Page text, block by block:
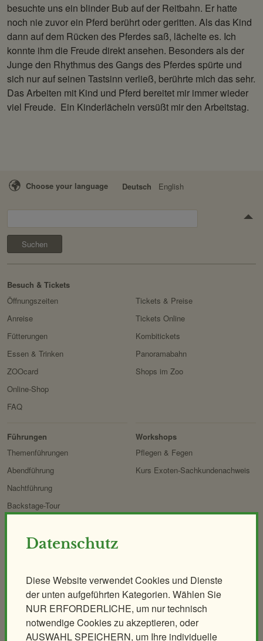
besuchte uns ein blinder Bub auf der Reitbahn. Er hatte
noch nie zuvor ein Pferd berührt oder geritten. Als das Kind
dann auf dem Rücken des Pferdes saß, lächelte es. Ich
konnte ihm die Freude direkt ansehen. Besonders als der
Junge den Rhythmus des Gangs des Pferdes spürte und
sich nur auf seinen Tastsinn verließ, berührte mich das sehr.
Das Arbeiten mit Kind und Pferd bereitet mir immer wieder
viel Freude. Ein Kinderlächeln versüßt mir den Arbeitstag.
Datenschutz
Diese Website verwendet Cookies und Dienste
der unten aufgeführten Kategorien. Wählen Sie
NUR ERFORDERLICHE, um nur technisch
notwendige Cookies zu akzeptieren, oder
AUSWAHL SPEICHERN, um Ihre individuelle
Choose your language Deutsch English
Besuch & Tickets
Öffnungszeiten
Anreise
Fütterungen
Essen & Trinken
ZOOcard
Tickets & Preise
Tickets Online
Kombitickets
Panoramabahn
Shops im Zoo
Online-Shop
FAQ
Zoo
Führungen
Themenführungen
Abendführung
Nachtführung
Backstage-Tour
Aqua-Forschungsstation
PANDAstisches Erlebnis
Birding im Zoo
Demenzfreundlicher Rundgang
Workshops
Pflegen & Fegen
Kurs Exoten-Sachkundenachweis
&
Forschung